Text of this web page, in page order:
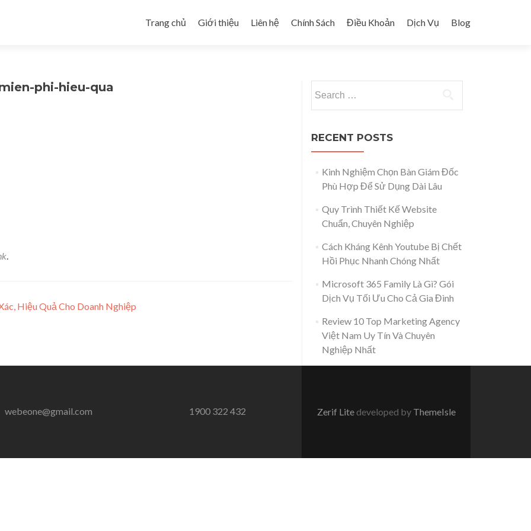
Trang chủ
Giới thiệu Liên hệ Chính Sách Điều Khoản Dịch Vụ Blog
phi-hieu-qua
.
Hiệu Quả Cho Doanh Nghiệp
RECENT POSTS
Kinh Nghiệm Chọn Bàn Giám Đốc
Phù Hợp Để Sử Dụng Dài Lâu
Quy Trình Thiết Kế Website
Chuẩn, Chuyên Nghiệp
Cách Kháng Kênh Youtube Bị Chết
Hồi Phục Nhanh Chóng Nhất
Microsoft 365 Family Là Gì? Gói
Dịch Vụ Tối Ưu Cho Cả Gia Đình
Review 10 Top Marketing Agency
Việt Nam Uy Tín Và Chuyên
Nghiệp Nhất
webeone@gmail.com 1900 322 432 Zerif Lite developed by ThemeIsle